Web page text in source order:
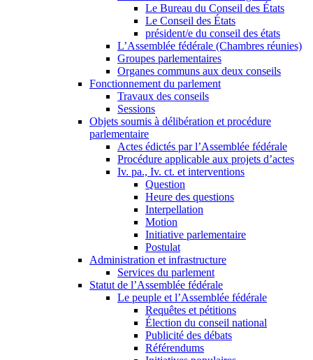
Le Bureau du Conseil des États
Le Conseil des États
président/e du conseil des états
L’Assemblée fédérale (Chambres réunies)
Groupes parlementaires
Organes communs aux deux conseils
Fonctionnement du parlement
Travaux des conseils
Sessions
Objets soumis à délibération et procédure
parlementaire
Actes édictés par l’Assemblée fédérale
Procédure applicable aux projets d’actes
Iv. pa., Iv. ct. et interventions
Question
Heure des questions
Interpellation
Motion
Initiative parlementaire
Postulat
Administration et infrastructure
Services du parlement
Statut de l’Assemblée fédérale
Le peuple et l’Assemblée fédérale
Requêtes et pétitions
Élection du conseil national
Publicité des débats
Référendums